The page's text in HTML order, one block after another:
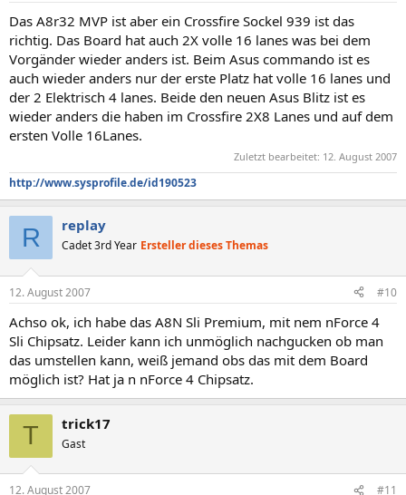
Das A8r32 MVP ist aber ein Crossfire Sockel 939 ist das
richtig. Das Board hat auch 2X volle 16 lanes was bei dem
Vorgänder wieder anders ist. Beim Asus commando ist es
auch wieder anders nur der erste Platz hat volle 16 lanes und
der 2 Elektrisch 4 lanes. Beide den neuen Asus Blitz ist es
wieder anders die haben im Crossfire 2X8 Lanes und auf dem
ersten Volle 16Lanes.
Zuletzt bearbeitet: 12. August 2007
http://www.sysprofile.de/id190523
R replay
Cadet 3rd Year Ersteller dieses Themas
12. August 2007 #10
Achso ok, ich habe das A8N Sli Premium, mit nem nForce 4
Sli Chipsatz. Leider kann ich unmöglich nachgucken ob man
das umstellen kann, weiß jemand obs das mit dem Board
möglich ist? Hat ja n nForce 4 Chipsatz.
T trick17
Gast
12. August 2007 #11